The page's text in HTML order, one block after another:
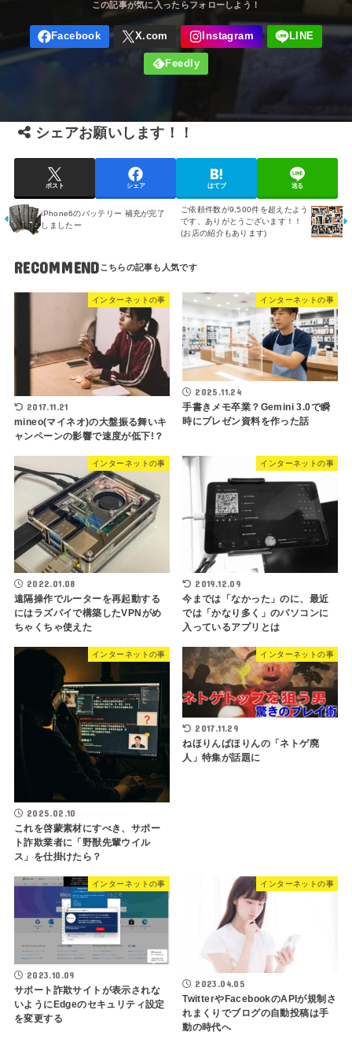
シェアお願いします！！
ポスト シェア はてブ 送る
ご依頼件数が9,500件を超えたよう
です、ありがとうございます！！
(お店の紹介もあります)
iPhone6のバッテリー 補充が完了
しましたー
RECOMMEND
インターネットの事
2017.11.21
mineo(マイネオ)の大盤振る舞いキ
ャンペーンの影響で速度が低下!？
インターネットの事
2025.11.24
手書きメモ卒業？Gemini 3.0で瞬
時にプレゼン資料を作った話
インターネットの事
2022.01.08
遠隔操作でルーターを再起動する
にはラズパイで構築したVPNがめ
ちゃくちゃ使えた
インターネットの事
2019.12.09
今までは「なかった」のに、最近
では「かなり多く」のパソコンに
入っているアプリとは
インターネットの事
2025.02.10
これを啓蒙素材にすべき、サポー
ト詐欺業者に「野獣先輩ウイル
ス」を仕掛けたら？
インターネットの事
2017.11.29
ねほりんぱほりんの「ネトゲ廃
人」特集が話題に
インターネットの事
2023.10.09
サポート詐欺サイトが表示されな
いようにEdgeのセキュリティ設定
を変更する
インターネットの事
2023.04.05
TwitterやFacebookのAPIが規制さ
れまくりでブログの自動投稿は手
動の時代へ